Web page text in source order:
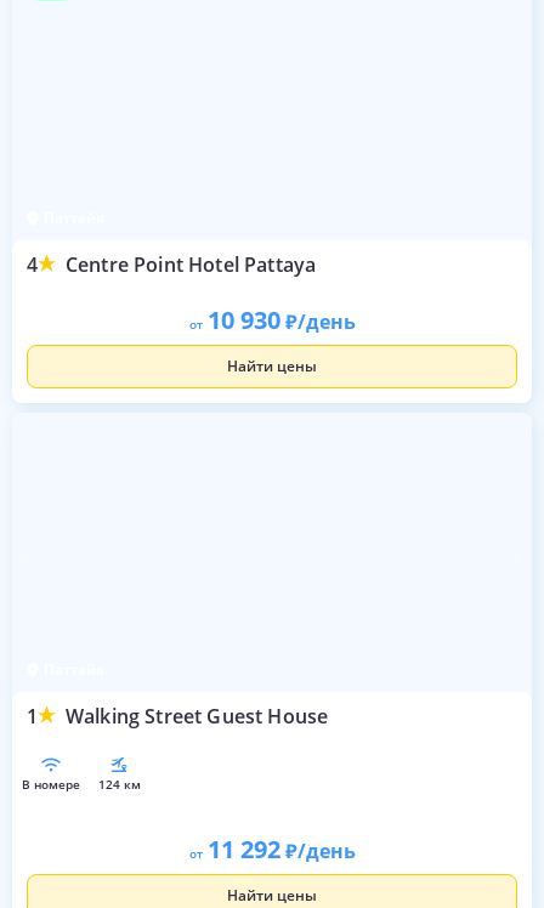
4 Centre Point Hotel Pattaya
от 10 930 /день
Найти цены
1 Walking Street Guest House
в номере 124 км
от 11 292 /день
Найти цены